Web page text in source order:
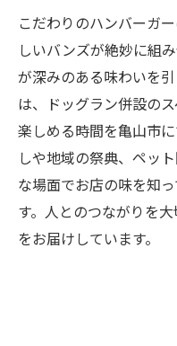
こだわりのハンバーガ
しいバンズが絶妙に組
が深みのある味わいを
は、ドッグラン併設の
楽しめる時間を亀山市
しや地域の祭典、ペッ
な場面でお店の味を知
す。人とのつながりを
をお届けしています。